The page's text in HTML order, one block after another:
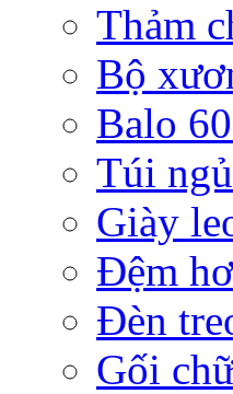
Thảm
Bộ
Balo
Túi ngủ
Giày
Đệm
Đèn
Gối